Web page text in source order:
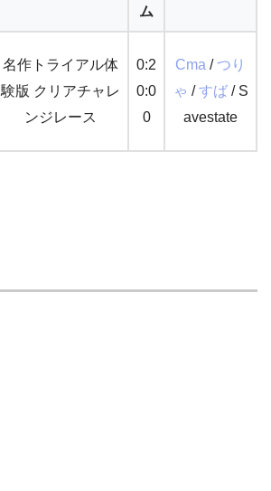
ム
名作トライアル体
験版 クリアチャレ
ンジレース
0:2
0:0
0
Cma /つり
ゃ /すば/ S
avestate